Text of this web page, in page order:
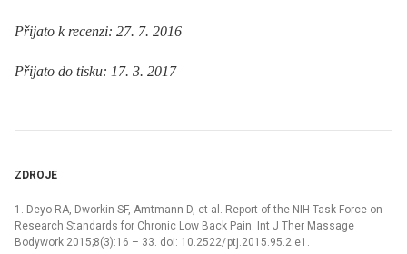
Přijato k recenzi: 27. 7. 2016
Přijato do tisku: 17. 3. 2017
ZDROJE
1. Deyo RA, Dworkin SF, Amtmann D, et al. Report of the NIH Task Force on
Research Standards for Chronic Low Back Pain. Int J Ther Mas­sage
Bodywork 2015;8(3):16 –⁠ 33. doi: 10.2522/ ptj.2015.95.2.e1.